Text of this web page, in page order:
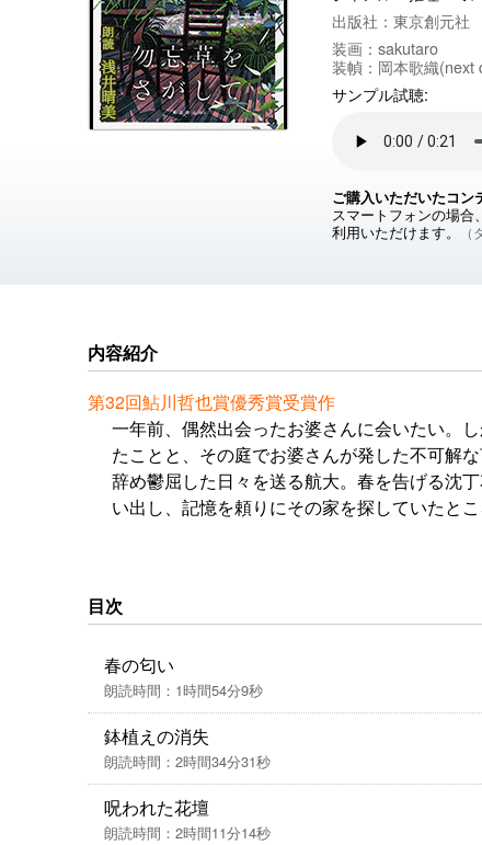
出版社：東京創元社
装画：sakutaro
装幀：岡本歌織(next
サンプル試聴:
ご購入いただいたコン
スマートフォンの場
利用いただけます。
内容紹介
第32回鮎川哲也賞優秀賞受賞作
一年前、偶然出会ったお婆さんに会いたい。
たことと、その庭でお婆さんが発した不可
辞め鬱屈した日々を送る航大。春を告げる沈
い出し、記憶を頼りにその家を探していたと
学生拓海だった。拓海は植物への深い造詣と
さやかな“事件”を通して周囲の人間関係を見
目次
春の匂い
朗読時間：1時間54分9秒
鉢植えの消失
朗読時間：2時間34分31秒
呪われた花壇
朗読時間：2時間11分14秒